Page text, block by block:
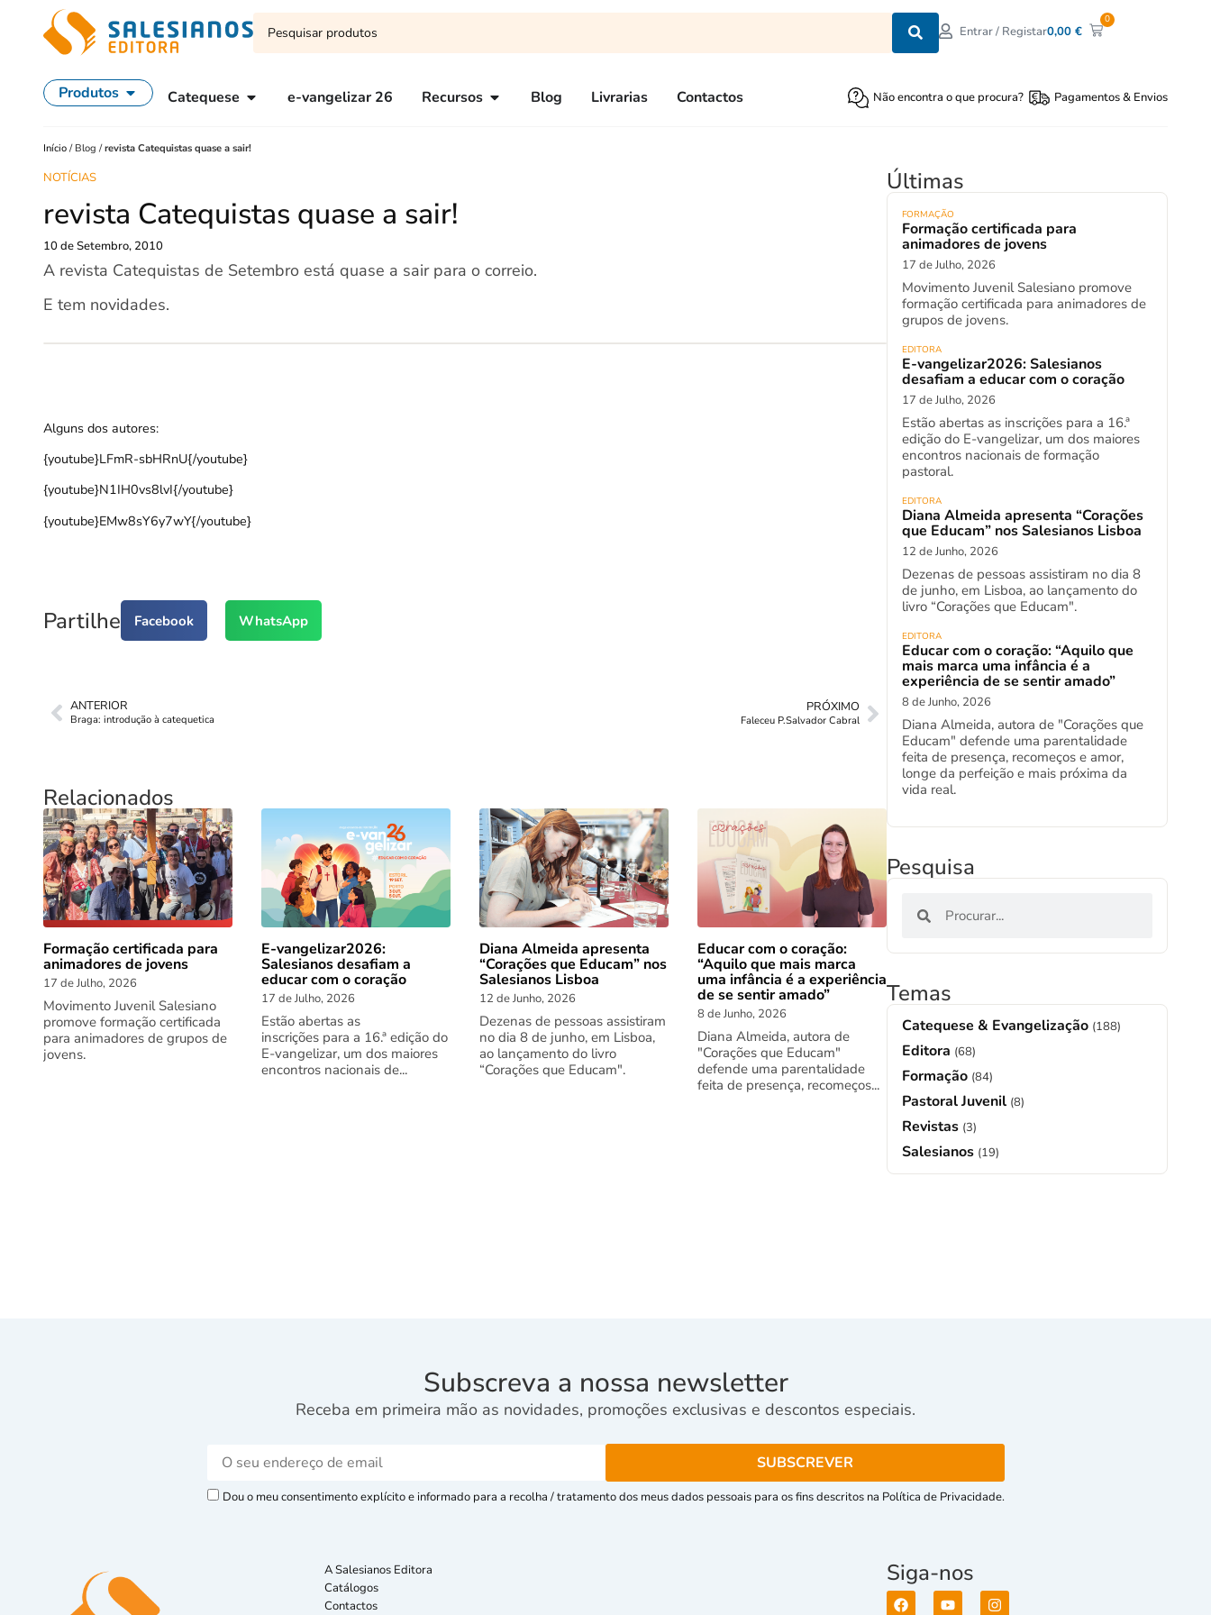
Entrar / Registar0,00€
0
Produtos Catequese e-vangelizar 26 Recursos Blog Livrarias Contactos Não encontra o que procura? Pagamentos & Envios
Início / Blog /revista Catequistas quase a sair!
NOTÍCIAS
revista Catequistas quase a sair!
10 de Setembro, 2010
A revista Catequistas de Setembro está quase a sair para o correio.
E tem novidades.
Alguns dos autores:
{youtube}LFmR-sbHRnU{/youtube}
{youtube}N1IH0vs8lvI{/youtube}
{youtube}EMw8sY6y7wY{/youtube}
Partilhe Facebook WhatsApp
ANTERIOR
Braga: introdução à catequetica
PRÓXIMO
Faleceu P.Salvador Cabral
Relacionados
Formação certificada para
animadores de jovens
17 de Julho, 2026
Movimento Juvenil Salesiano
promove formação certificada
para animadores de grupos de
jovens.
E-vangelizar2026:
Salesianos desafiam a
educar com o coração
17 de Julho, 2026
Estão abertas as
inscrições para a 16.ª edição do
E-vangelizar, um dos maiores
encontros nacionais de...
Diana Almeida apresenta
“Corações que Educam” nos
Salesianos Lisboa
12 de Junho, 2026
Dezenas de pessoas assistiram
no dia 8 de junho, em Lisboa,
ao lançamento do livro
“Corações que Educam".
Educar com o coração:
“Aquilo que mais marca
uma infância é a experiência
de se sentir amado”
8 de Junho, 2026
Diana Almeida, autora de
"Corações que Educam"
defende uma parentalidade
feita de presença, recomeços...
Últimas
FORMAÇÃO
Formação certificada para
animadores de jovens
17 de Julho, 2026
Movimento Juvenil Salesiano promove
formação certificada para animadores de
grupos de jovens.
EDITORA
E-vangelizar2026: Salesianos
desafiam a educar com o coração
17 de Julho, 2026
Estão abertas as inscrições para a 16.ª
edição do E-vangelizar, um dos maiores
encontros nacionais de formação
pastoral.
EDITORA
Diana Almeida apresenta “Corações
que Educam” nos Salesianos Lisboa
12 de Junho, 2026
Dezenas de pessoas assistiram no dia 8
de junho, em Lisboa, ao lançamento do
livro “Corações que Educam".
EDITORA
Educar com o coração: “Aquilo que
mais marca uma infância é a
experiência de se sentir amado”
8 de Junho, 2026
Diana Almeida, autora de "Corações que
Educam" defende uma parentalidade
feita de presença, recomeços e amor,
longe da perfeição e mais próxima da
vida real.
Pesquisa
Temas
Catequese & Evangelização (188)
Editora (68)
Formação (84)
Pastoral Juvenil (8)
Revistas (3)
Salesianos (19)
Subscreva a nossa newsletter
Receba em primeira mão as novidades, promoções exclusivas e descontos especiais.
Dou o meu consentimento explícito e informado para a recolha / tratamento dos meus dados pessoais para os fins descritos na Política de Privacidade.
A Salesianos Editora
Catálogos
Contactos
Siga-nos